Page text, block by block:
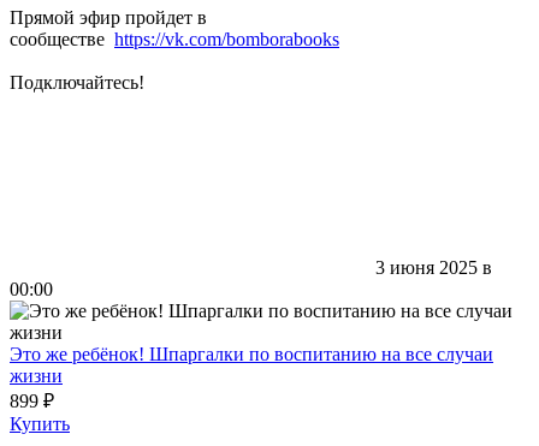
Прямой эфир пройдет в
сообществе https://vk.com/bomborabooks
Подключайтесь!
3 июня 2025 в
00:00
Это же ребёнок! Шпаргалки по воспитанию на все случаи
жизни
899 ₽
Купить